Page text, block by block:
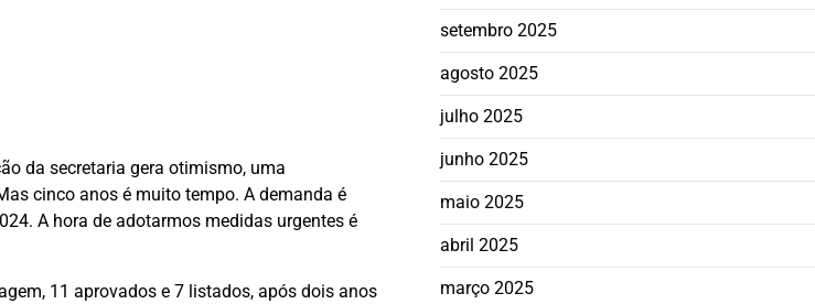
da secretaria gera otimismo, uma
cinco anos é muito tempo. A demanda é
A hora de adotarmos medidas urgentes é
11 aprovados e 7 listados, após dois anos
setembro 2025
agosto 2025
julho 2025
junho 2025
maio 2025
abril 2025
março 2025